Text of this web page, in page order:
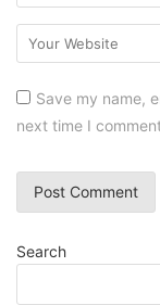
Save my name,
next time I
Search